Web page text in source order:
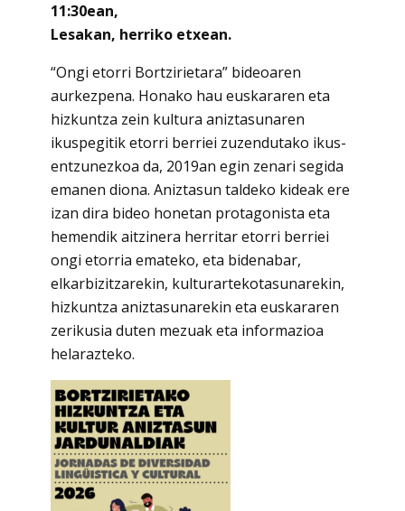
11:30ean,
Lesakan, herriko etxean.
“Ongi etorri Bortzirietara” bideoaren
aurkezpena. Honako hau euskararen eta
hizkuntza zein kultura aniztasunaren
ikuspegitik etorri berriei zuzendutako ikus-
entzunezkoa da, 2019an egin zenari segida
emanen diona. Aniztasun taldeko kideak ere
izan dira bideo honetan protagonista eta
hemendik aitzinera herritar etorri berriei
ongi etorria emateko, eta bidenabar,
elkarbizitzarekin, kulturartekotasunarekin,
hizkuntza aniztasunarekin eta euskararen
zerikusia duten mezuak eta informazioa
helarazteko.